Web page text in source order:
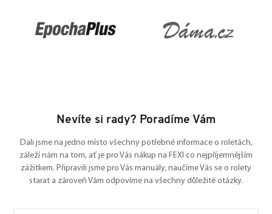
Nevíte si rady? Poradíme Vám
Dali jsme na jedno místo všechny potřebné informace o roletách,
záleží nám na tom, ať je pro Vás nákup na FEXI co nejpříjemnějším
zážitkem. Připravili jsme pro Vás manuály, naučíme Vás se o rolety
starat a zároveň Vám odpovíme na všechny důležité otázky.